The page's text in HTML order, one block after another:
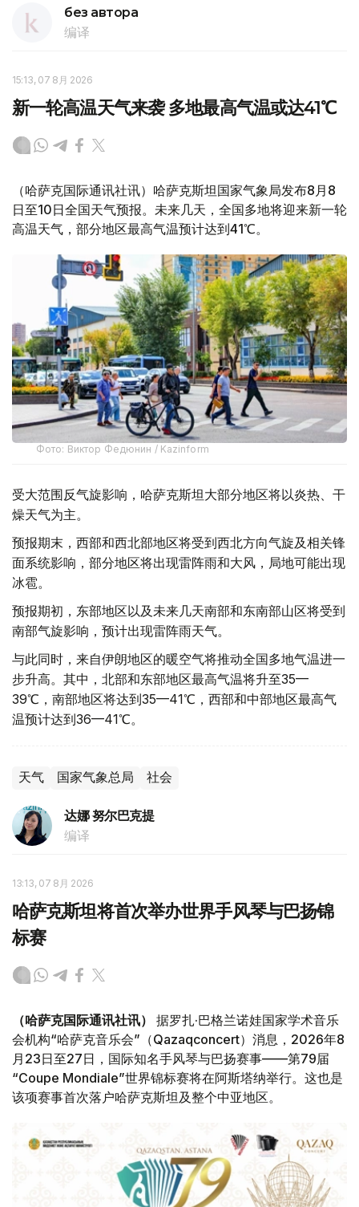
без автора
编译
15:13, 07 8月 2026
新一轮高温天气来袭 多地最高气温或达41℃
（哈萨克国际通讯社讯）哈萨克斯坦国家气象局发布8月8
日至10日全国天气预报。未来几天，全国多地将迎来新一轮
高温天气，部分地区最高气温预计达到41℃。
Фото: Виктор Федюнин / Kazinform
受大范围反气旋影响，哈萨克斯坦大部分地区将以炎热、干
燥天气为主。
预报期末，西部和西北部地区将受到西北方向气旋及相关锋
面系统影响，部分地区将出现雷阵雨和大风，局地可能出现
冰雹。
预报期初，东部地区以及未来几天南部和东南部山区将受到
南部气旋影响，预计出现雷阵雨天气。
与此同时，来自伊朗地区的暖空气将推动全国多地气温进一
步升高。其中，北部和东部地区最高气温将升至35—
39℃，南部地区将达到35—41℃，西部和中部地区最高气
温预计达到36—41℃。
天气 国家气象总局 社会
达娜 努尔巴克提
编译
13:13, 07 8月 2026
哈萨克斯坦将首次举办世界手风琴与巴扬锦
标赛
（哈萨克国际通讯社讯）
据罗扎·巴格兰诺娃国家学术音乐
会机构“哈萨克音乐会”（Qazaqconcert）消息，2026年8
月23日至27日，国际知名手风琴与巴扬赛事——第79届
“Coupe Mondiale”世界锦标赛将在阿斯塔纳举行。这也是
该项赛事首次落户哈萨克斯坦及整个中亚地区。